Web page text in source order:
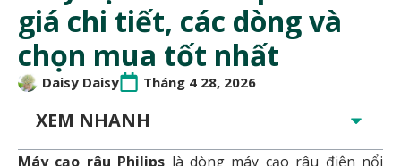
giá chi tiết, các dòng và
chọn mua tốt nhất
Daisy Daisy Tháng 4 28, 2026
XEM NHANH
Máy cạo râu Philips là dòng máy cạo râu điện nổi